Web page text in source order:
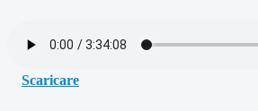
Scaricare